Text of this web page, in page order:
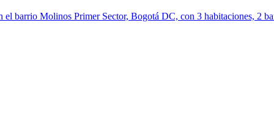
barrio Molinos Primer Sector, Bogotá DC, con 3 habitaciones, 2